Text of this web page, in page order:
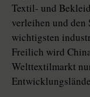
Textil- und
verleihen und den
wichtigsten
Freilich wird
Welttextilmarkt